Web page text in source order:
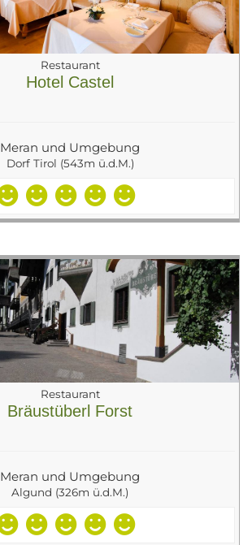
Restaurant
Hotel Castel
Meran und Umgebung
Dorf Tirol (543m ü.d.M.)
Restaurant
Bräustüberl Forst
Meran und Umgebung
Algund (326m ü.d.M.)